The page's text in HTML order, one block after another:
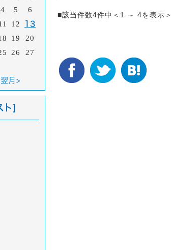
■該当件数4件中＜1 ～ 4を表示＞
4 5 6
12 13
19 20
26 27
翌月>
ト]